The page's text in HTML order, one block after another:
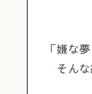
「嫌な
そんな